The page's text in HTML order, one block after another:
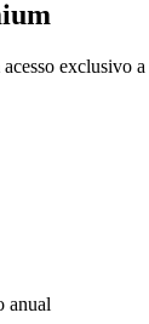
exclusivo
anual